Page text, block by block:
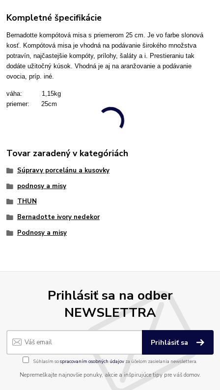
Kompletné špecifikácie
Bernadotte kompótová misa s priemerom 25 cm.Je vo farbe slonová
kosť.
Kompótová misa je vhodná na podávanie širokého množstva
potravín, najčastejšie kompóty, prílohy, šaláty a i. Prestieraniu tak
dodáte užitočný kúsok. Vhodná je aj na aranžovanie a podávanie
ovocia, príp. iné.
váha: 1,15kg
priemer: 25cm
Tovar zaradený v kategóriách
Súpravy porcelánu a kusovky
podnosy a misy
THUN
Bernadotte ivory nedekor
Podnosy a misy
Prihlásiť sa na odber
NEWSLETTRA
Prihlásiť sa
Súhlasím sospracovaním osobných údajov za účelom zasielania newslettera.
Nepremeškajte najnovšie ponuky, akcie a inšpirujúce tipy pre váš domov.